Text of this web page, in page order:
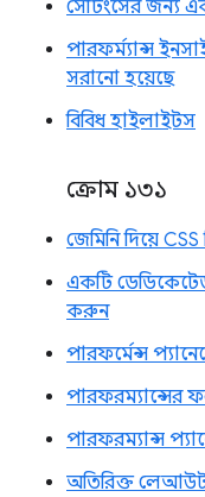
সেটিংসের জন্য
পারফর্ম্যান্স
সরানো হয়েছে
বিবিধ হাইলাইটস
ক্রোম ১৩১
জেমিনি দিয়ে
একটি ডেডিকেটেড
করুন
পারফর্মেন্স
পারফরম্যান্স
অতিরিক্ত